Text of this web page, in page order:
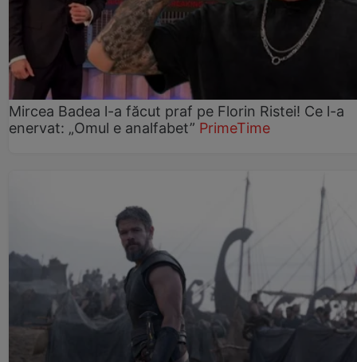
Mircea Badea l-a făcut praf pe Florin Ristei! Ce l-a
enervat: „Omul e analfabet” PrimeTime